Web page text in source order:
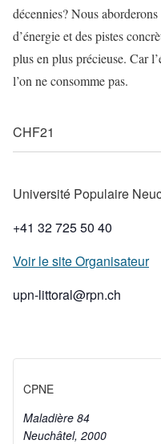
décennies? Nous
d’énergie et des pistes
plus en plus précieuse. Car
l’on ne consomme pas.
CHF21
Université Populaire
+41 32 725 50 40
Voir le site Organisateur
upn-littoral@rpn.ch
CPNE
Maladière 84
Neuchâtel, 2000